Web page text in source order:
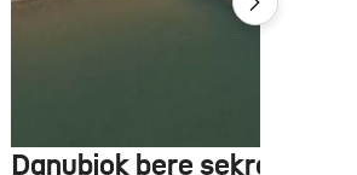
Danubiok bere sekretuak